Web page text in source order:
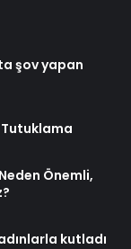
şov yapan
Tutuklama
Önemli,
kutladı